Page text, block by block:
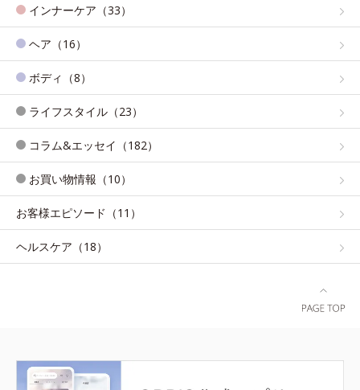
インナーケア（33）
ヘア（16）
ボディ（8）
ライフスタイル（23）
コラム&エッセイ（182）
お買い物情報（10）
お客様エピソード（11）
ヘルスケア（18）